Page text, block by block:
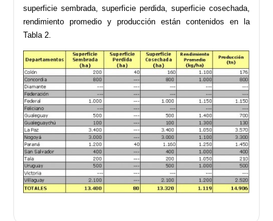
superficie sembrada, superficie perdida, superficie cosechada,
rendimiento promedio y producción están contenidos en la
Tabla 2.